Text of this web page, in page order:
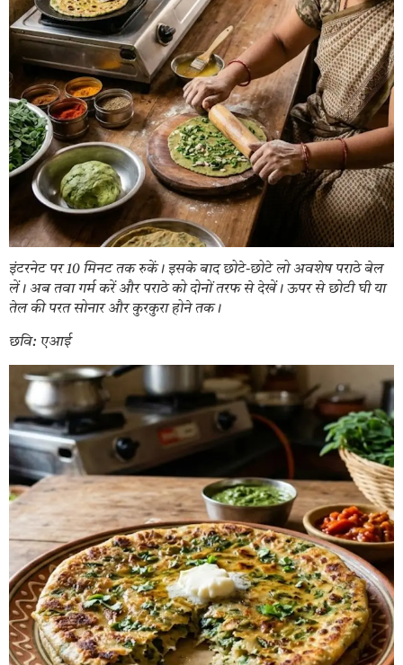
इंटरनेट पर 10 मिनट तक रुकें। इसके बाद छोटे-छोटे लो अवशेष पराठे बेल
लें। अब तवा गर्म करें और पराठे को दोनों तरफ से देखें। ऊपर से छोटी घी या
तेल की परत सोनार और कुरकुरा होने तक।
छवि: एआई